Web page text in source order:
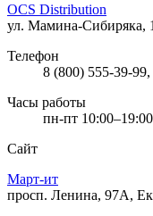
OCS Distribution
ул. Мамина-Сибиряка,
Телефон
8 (800) 555-39-
Часы работы
пн-пт 10:00–19:00
Сайт
Март-ит
просп. Ленина, 97А,